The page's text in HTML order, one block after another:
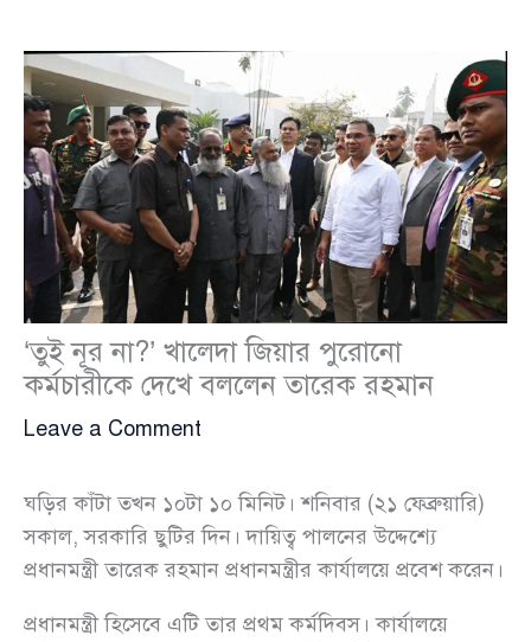
‘তুই নূর না?’ খালেদা জিয়ার পুরোনো
কর্মচারীকে দেখে বললেন তারেক রহমান
Leave a Comment
ঘড়ির কাঁটা তখন ১০টা ১০ মিনিট। শনিবার (২১ ফেব্রুয়ারি)
সকাল, সরকারি ছুটির দিন। দায়িত্ব পালনের উদ্দেশ্যে
প্রধানমন্ত্রী তারেক রহমান প্রধানমন্ত্রীর কার্যালয়ে প্রবেশ করেন।
প্রধানমন্ত্রী হিসেবে এটি তার প্রথম কর্মদিবস। কার্যালয়ে